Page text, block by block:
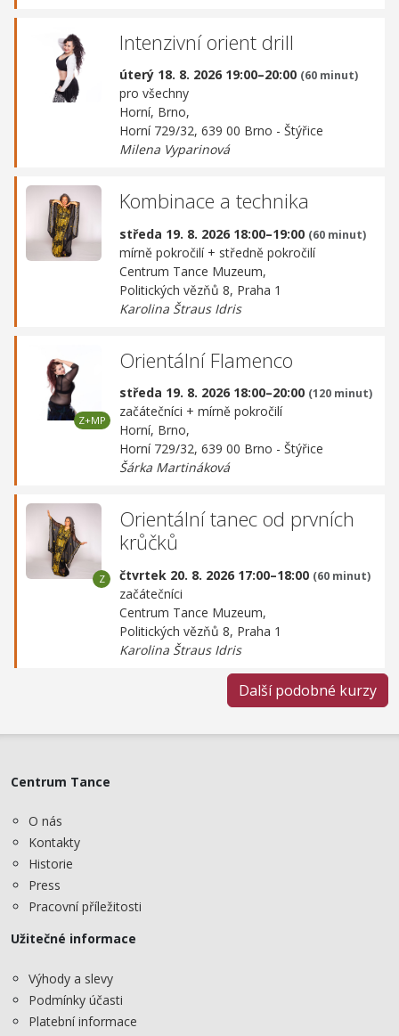
Intenzivní orient drill
úterý 18. 8. 2026 19:00–20:00 (60 minut)
pro všechny
Horní, Brno,
Horní 729/32, 639 00 Brno - Štýřice
Milena Vyparinová
Kombinace a technika
středa 19. 8. 2026 18:00–19:00 (60 minut)
mírně pokročilí + středně pokročilí
Centrum Tance Muzeum,
Politických vězňů 8, Praha 1
Karolina Štraus Idris
Orientální Flamenco
středa 19. 8. 2026 18:00–20:00 (120 minut)
začátečníci + mírně pokročilí
Horní, Brno,
Horní 729/32, 639 00 Brno - Štýřice
Šárka Martináková
Orientální tanec od prvních
krůčků
čtvrtek 20. 8. 2026 17:00–18:00 (60 minut)
začátečníci
Centrum Tance Muzeum,
Politických vězňů 8, Praha 1
Karolina Štraus Idris
Další podobné kurzy
Centrum Tance
O nás
Kontakty
Historie
Press
Pracovní příležitosti
Užitečné informace
Výhody a slevy
Podmínky účasti
Platební informace